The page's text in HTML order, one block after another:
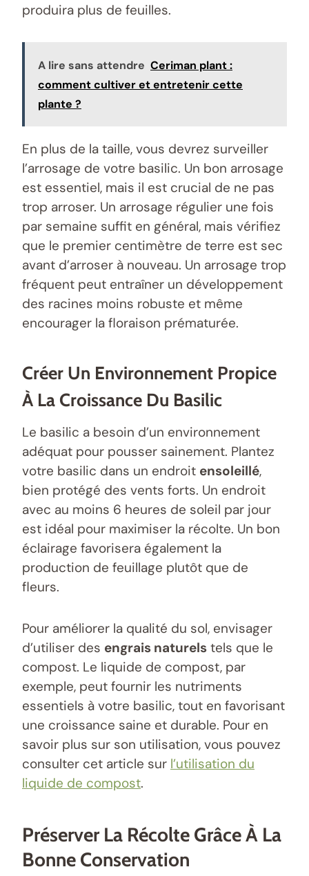
produira plus de feuilles.
A lire sans attendre Ceriman plant :
comment cultiver et entretenir cette
plante ?
En plus de la taille, vous devrez surveiller
l’arrosage de votre basilic. Un bon arrosage
est essentiel, mais il est crucial de ne pas
trop arroser. Un arrosage régulier une fois
par semaine suffit en général, mais vérifiez
que le premier centimètre de terre est sec
avant d’arroser à nouveau. Un arrosage trop
fréquent peut entraîner un développement
des racines moins robuste et même
encourager la floraison prématurée.
Créer Un Environnement Propice
À La Croissance Du Basilic
Le basilic a besoin d’un environnement
adéquat pour pousser sainement. Plantez
votre basilic dans un endroit ensoleillé,
bien protégé des vents forts. Un endroit
avec au moins 6 heures de soleil par jour
est idéal pour maximiser la récolte. Un bon
éclairage favorisera également la
production de feuillage plutôt que de
fleurs.
Pour améliorer la qualité du sol, envisager
d’utiliser des engrais naturels tels que le
compost. Le liquide de compost, par
exemple, peut fournir les nutriments
essentiels à votre basilic, tout en favorisant
une croissance saine et durable. Pour en
savoir plus sur son utilisation, vous pouvez
consulter cet article sur l’utilisation du
liquide de compost.
Préserver La Récolte Grâce À La
Bonne Conservation